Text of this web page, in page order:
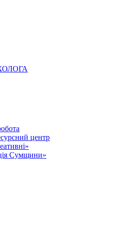
центр
Сумщини»